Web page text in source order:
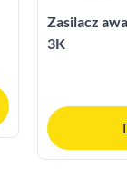
Zasilacz
3K